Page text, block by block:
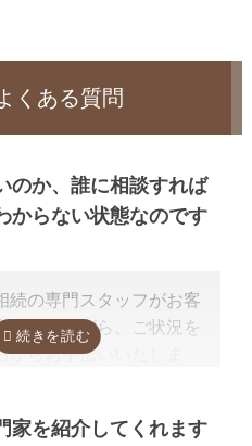
亡までのすべての戸籍謄本等（場
分かる戸籍謄本等も含みます）を
確認するための戸籍謄本等は、相続
続手続きと併せて依頼します。
成
があるのか調査が必要です。
つかることや、実は莫大な借金が
す。
きと併せて依頼されるケースが多
容の相談
くある質問
のか、誰に相談すれば
からない状態なのです
続の専門スタッフがお客
に伺いながら、ご状況を
からお手伝いいたしま
家を紹介してくれます